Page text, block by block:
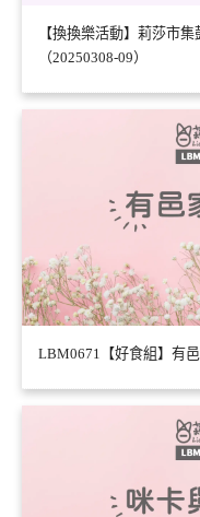
【換換樂活動】莉莎市
（20250308-09）
LBM0671【好食組】有